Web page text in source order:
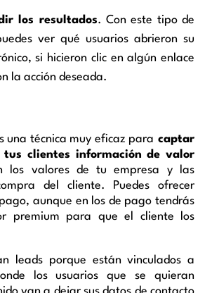
los resultados. Con este tipo de
ver qué usuarios abrieron su
si hicieron clic en algún enlace
la acción deseada.
una técnica muy eficaz para captar
tus clientes información de valor
los valores de tu empresa y las
del cliente. Puedes ofrecer
aunque en los de pago tendrás
premium para que el cliente los
leads porque están vinculados a
los usuarios que se quieran